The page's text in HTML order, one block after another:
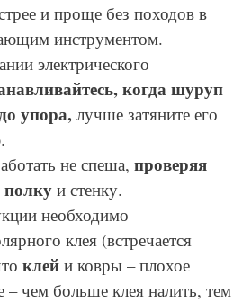
и проще без походов в
инструментом.
электрического
когда шуруп
упора, лучше затяните его
не спеша, проверяя
и стенку.
необходимо
клея (встречается
клей и ковры – плохое
– чем больше клея налить, тем